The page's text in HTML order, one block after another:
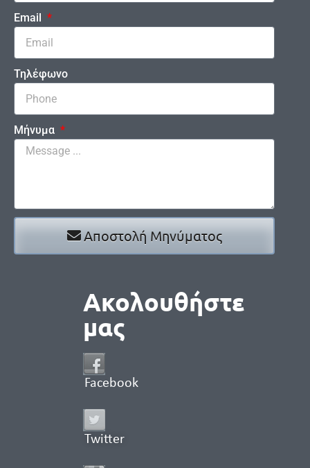
Email
Τηλέφωνο
Μήνυμα
Αποστολή Μηνύματος
Ακολουθήστε
μας
Facebook
Twitter